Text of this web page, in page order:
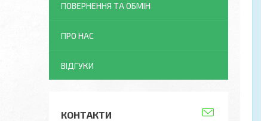
ПОВЕРНЕННЯ ТА ОБМІН
ПРО НАС
ВІДГУКИ
КОНТАКТИ